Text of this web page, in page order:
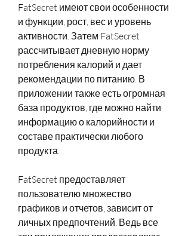
FatSecret имеют свои особенности
и функции, рост, вес и уровень
активности. Затем FatSecret
рассчитывает дневную норму
потребления калорий и дает
рекомендации по питанию. В
приложении также есть огромная
база продуктов, где можно найти
информацию о калорийности и
составе практически любого
продукта.
FatSecret предоставляет
пользователю множество
графиков и отчетов, зависит от
личных предпочтений. Ведь все